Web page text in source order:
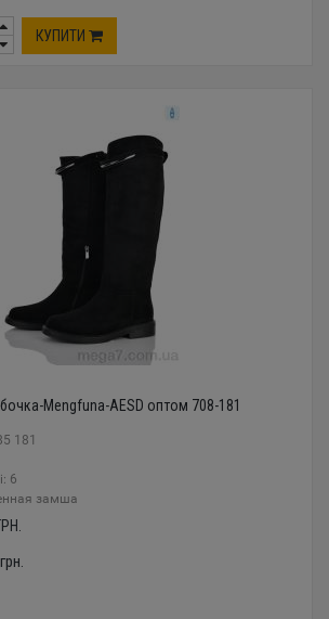
КУПИТИ
Mengfuna-AESD оптом 708-181
181
6
замша
грн.